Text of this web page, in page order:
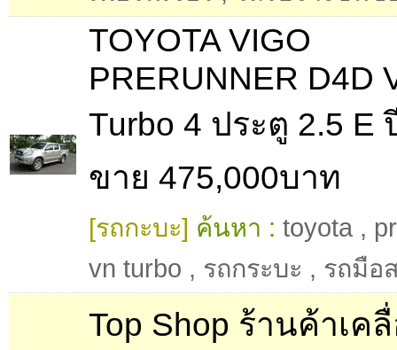
TOYOTA VIGO
PRERUNNER D4D
Turbo 4 ประตู 2.5 E
ขาย 475,000บาท
[รถกะบะ] ค้นหา : toyota ,
vn turbo , รถกระบะ , รถมือ
Top Shop ร้านค้าเค